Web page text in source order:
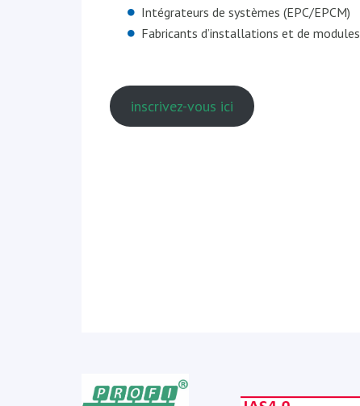
Intégrateurs de systèmes (EPC/EPCM)
Fabricants d’installations et de modules
inscrivez-vous ici